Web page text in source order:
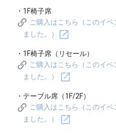
・1F椅子席
ご購入はこちら（このイ
ました。）
・1F椅子席（リセール）
ご購入はこちら（このイ
ました。）
・テーブル席（1F/2F）
ご購入はこちら（このイ
ました。）